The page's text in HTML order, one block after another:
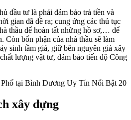
đầu tư là phải đảm bảo trả tiền và
gian đã đề ra; cung ứng các thủ tục
thầu để hoàn tất những hồ sơ,… để
Còn bổn phận của nhà thầu sẽ làm
sinh tầm giá, giữ bên nguyên giá xây
lượng vật tư, đảm bảo tiến độ Công
xây dựng